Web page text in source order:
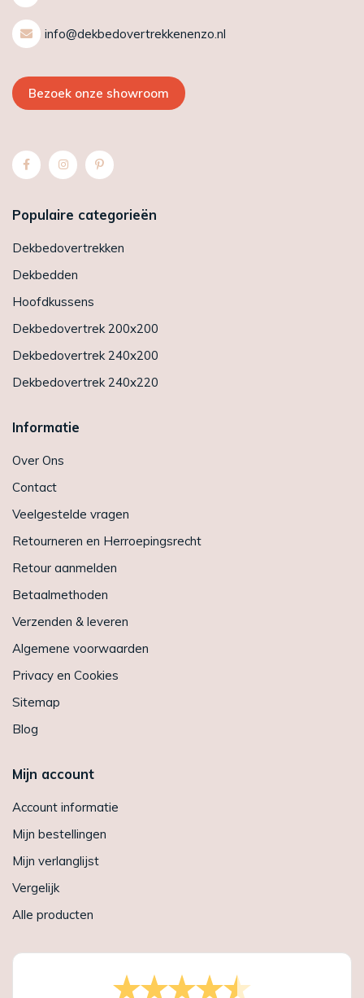
info@dekbedovertrekkenenzo.nl
Bezoek onze showroom
Populaire categorieën
Dekbedovertrekken
Dekbedden
Hoofdkussens
Dekbedovertrek 200x200
Dekbedovertrek 240x200
Dekbedovertrek 240x220
Informatie
Over Ons
Contact
Veelgestelde vragen
Retourneren en Herroepingsrecht
Retour aanmelden
Betaalmethoden
Verzenden & leveren
Algemene voorwaarden
Privacy en Cookies
Sitemap
Blog
Mijn account
Account informatie
Mijn bestellingen
Mijn verlanglijst
Vergelijk
Alle producten